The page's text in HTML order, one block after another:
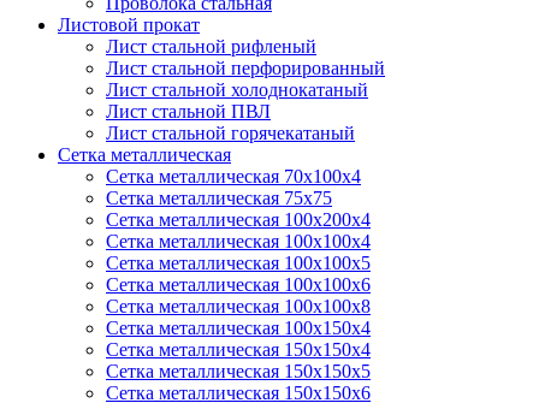
Листовой прокат
Лист стальной рифленый
Лист стальной перфорированный
Лист стальной холоднокатаный
Лист стальной ПВЛ
Лист стальной горячекатаный
Сетка металлическая
Сетка металлическая 70х100х4
Сетка металлическая 75х75
Сетка металлическая 100х200х4
Сетка металлическая 100х100х4
Сетка металлическая 100х100х5
Сетка металлическая 100х100х6
Сетка металлическая 100х100х8
Сетка металлическая 100х150х4
Сетка металлическая 150х150х4
Сетка металлическая 150х150х5
Сетка металлическая 150х150х6